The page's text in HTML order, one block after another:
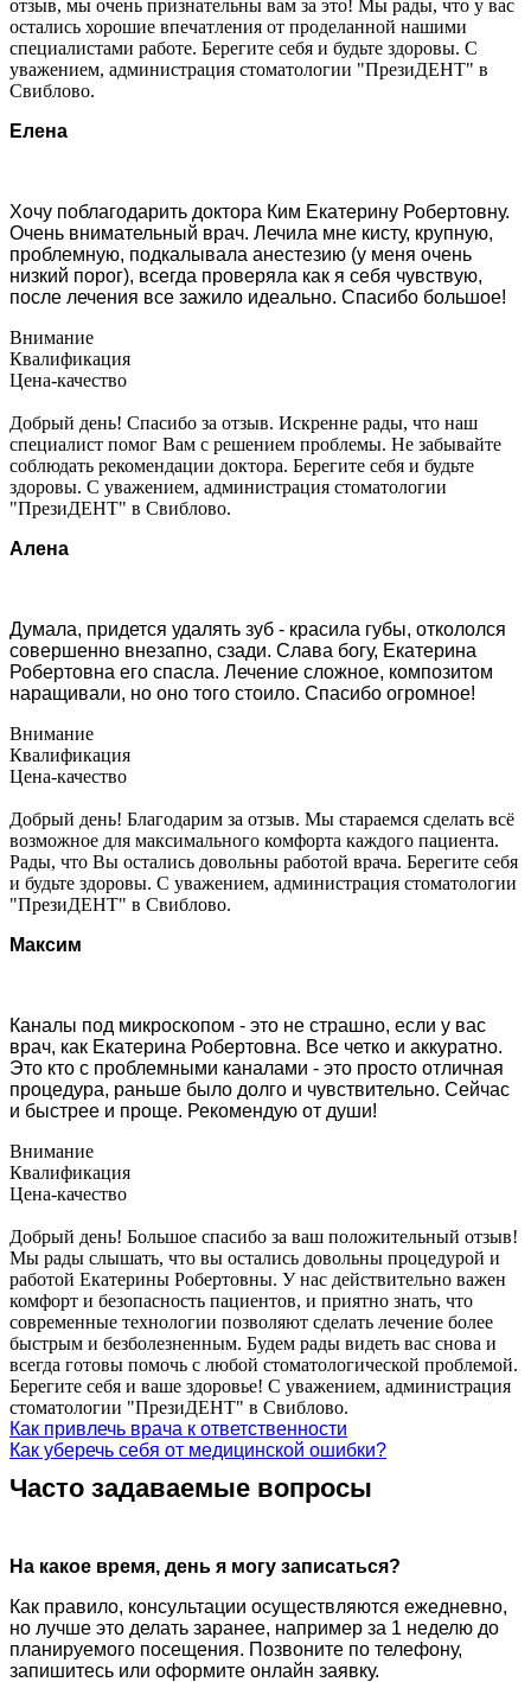
отзыв, мы очень признательны вам за это! Мы рады, что у вас
остались хорошие впечатления от проделанной нашими
специалистами работе. Берегите себя и будьте здоровы. С
уважением, администрация стоматологии "ПрезиДЕНТ" в
Свиблово.
Елена
Хочу поблагодарить доктора Ким Екатерину Робертовну.
Очень внимательный врач. Лечила мне кисту, крупную,
проблемную, подкалывала анестезию (у меня очень
низкий порог), всегда проверяла как я себя чувствую,
после лечения все зажило идеально. Спасибо большое!
Внимание
Квалификация
Цена-качество
Добрый день! Спасибо за отзыв. Искренне рады, что наш
специалист помог Вам с решением проблемы. Не забывайте
соблюдать рекомендации доктора. Берегите себя и будьте
здоровы. С уважением, администрация стоматологии
"ПрезиДЕНТ" в Свиблово.
Алена
Думала, придется удалять зуб - красила губы, откололся
совершенно внезапно, сзади. Слава богу, Екатерина
Робертовна его спасла. Лечение сложное, композитом
наращивали, но оно того стоило. Спасибо огромное!
Внимание
Квалификация
Цена-качество
Добрый день! Благодарим за отзыв. Мы стараемся сделать всё
возможное для максимального комфорта каждого пациента.
Рады, что Вы остались довольны работой врача. Берегите себя
и будьте здоровы. С уважением, администрация стоматологии
"ПрезиДЕНТ" в Свиблово.
Максим
Каналы под микроскопом - это не страшно, если у вас
врач, как Екатерина Робертовна. Все четко и аккуратно.
Это кто с проблемными каналами - это просто отличная
процедура, раньше было долго и чувствительно. Сейчас
и быстрее и проще. Рекомендую от души!
Внимание
Квалификация
Цена-качество
Добрый день! Большое спасибо за ваш положительный отзыв!
Мы рады слышать, что вы остались довольны процедурой и
работой Екатерины Робертовны. У нас действительно важен
комфорт и безопасность пациентов, и приятно знать, что
современные технологии позволяют сделать лечение более
быстрым и безболезненным. Будем рады видеть вас снова и
всегда готовы помочь с любой стоматологической проблемой.
Берегите себя и ваше здоровье! С уважением, администрация
стоматологии "ПрезиДЕНТ" в Свиблово.
Как привлечь врача к ответственности
Как уберечь себя от медицинской ошибки?
Часто задаваемые вопросы
На какое время, день я могу записаться?
Как правило, консультации осуществляются ежедневно,
но лучше это делать заранее, например за 1 неделю до
планируемого посещения. Позвоните по телефону,
запишитесь или оформите онлайн заявку.